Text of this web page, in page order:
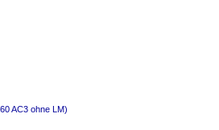
AC3 ohne LM)